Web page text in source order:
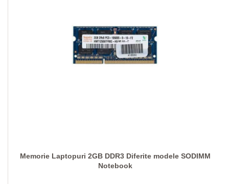
Memorie Laptopuri 2GB DDR3 Diferite modele SODIMM
Notebook